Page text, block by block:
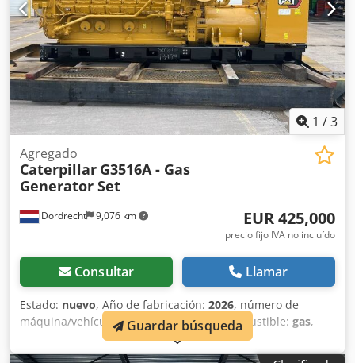
1 /3
Dordrecht 9,076 km
Agregado
Caterpillar G3516A - Gas
Generator Set
EUR 425,000
precio fijo IVA no incluído
Consultar Llamar
Estado: nuevo, Año de fabricación: 2026, número de
máquina/vehículo:E6R91028, tipo de combustible: gas,
fabricante de motores:G3516A, Uso previsto: construcción
Peso en vacío: 12 500 kg Potencia del generador: 1218 kVA
Guardar búsqueda